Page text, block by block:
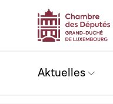
Aktuelles